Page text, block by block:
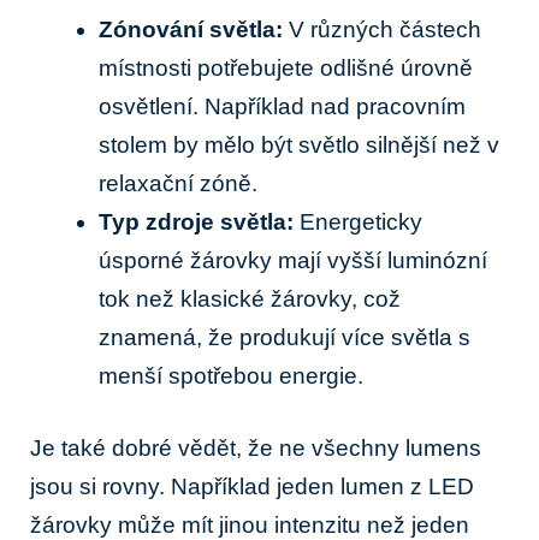
Zónování světla: V různých částech
místnosti potřebujete odlišné úrovně
osvětlení. Například nad pracovním
stolem by mělo být světlo silnější než v
relaxační zóně.
Typ zdroje světla: Energeticky
úsporné žárovky mají vyšší luminózní
tok než klasické žárovky, což
znamená, že produkují více světla s
menší spotřebou energie.
Je také dobré vědět, že ne všechny lumens
jsou si rovny. Například jeden lumen z LED
žárovky může mít jinou intenzitu než jeden